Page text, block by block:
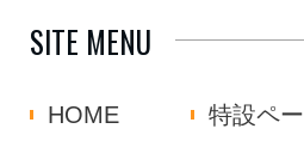
SITE MENU
HOME 特設ペ